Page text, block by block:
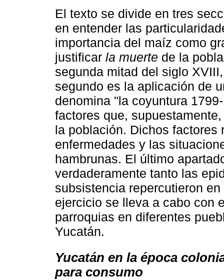
El texto se divide en tres
en entender las
importancia del maíz como
justificar la muerte de la
segunda mitad del siglo
segundo es la aplicación de
denomina "la coyuntura
factores que,
la población. Dichos factores
enfermedades y las
hambrunas. El último
verdaderamente tanto las
subsistencia repercutieron
ejercicio se lleva a cabo con
parroquias en diferentes
Yucatán.
Yucatán en la época
para consumo